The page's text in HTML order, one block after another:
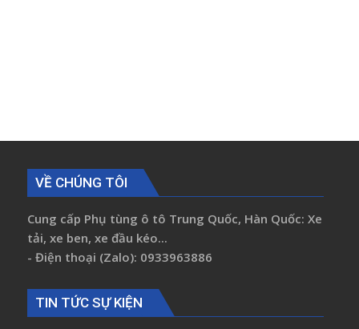
VỀ CHÚNG TÔI
Cung cấp Phụ tùng ô tô Trung Quốc, Hàn Quốc: Xe
tải, xe ben, xe đầu kéo...
- Điện thoại (Zalo): 0933963886
TIN TỨC SỰ KIỆN